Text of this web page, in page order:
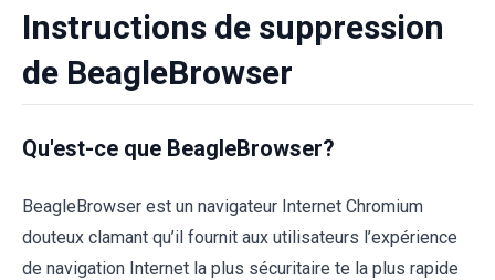
Instructions de suppression
de BeagleBrowser
Qu'est-ce que BeagleBrowser?
BeagleBrowser est un navigateur Internet Chromium
douteux clamant qu’il fournit aux utilisateurs l’expérience
de navigation Internet la plus sécuritaire te la plus rapide